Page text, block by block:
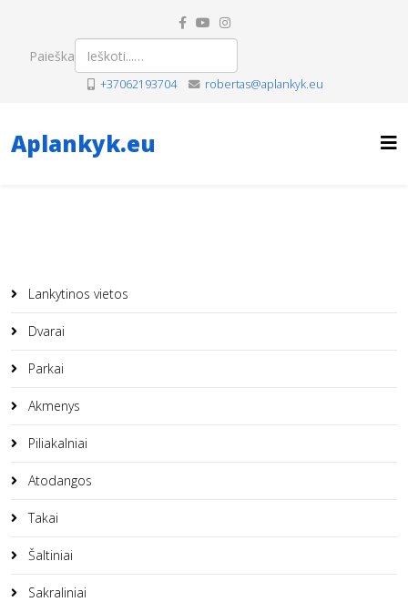
Paieška
+37062193704 robertas@aplankyk.eu
Aplankyk.eu
Lankytinos vietos
Dvarai
Parkai
Akmenys
Piliakalniai
Atodangos
Takai
Šaltiniai
Sakraliniai